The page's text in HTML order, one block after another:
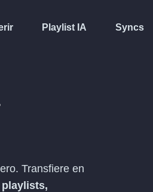
Playlist IA Syncs
Transfiere en
playlists,